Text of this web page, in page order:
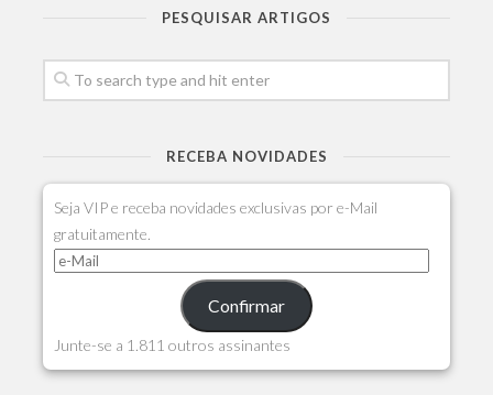
PESQUISAR ARTIGOS
RECEBA NOVIDADES
Seja VIP e receba novidades exclusivas por e-Mail
gratuitamente.
Confirmar
Junte-se a 1.811 outros assinantes